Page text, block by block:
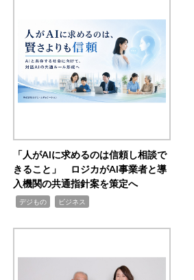
「人がAIに求めるのは信頼し相談で
きること」 ロジカがAI事業者と導
入機関の共通指針案を策定へ
デジもの ビジネス